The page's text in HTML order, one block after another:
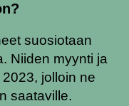
suosiotaan
Niiden myynti ja
jolloin ne
saataville.